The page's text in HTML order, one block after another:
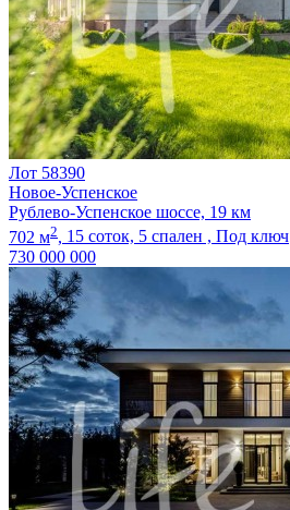
Лот 58390
Новое-Успенское
Рублево-Успенское шоссе, 19 км
702 м2, 15 соток, 5 спален , Под ключ
730 000 000